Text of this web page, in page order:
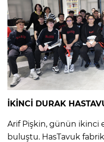
İKİNCİ DURAK
Arif Pişkin, günün ikinci
buluştu. HasTavuk